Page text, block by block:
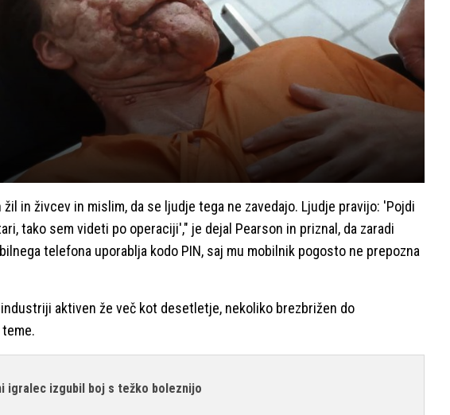
in živcev in mislim, da se ljudje tega ne zavedajo. Ljudje pravijo: 'Pojdi
tako sem videti po operaciji'," je dejal Pearson in priznal, da zaradi
telefona uporablja kodo PIN, saj mu mobilnik pogosto ne prepozna
aktiven že več kot desetletje, nekoliko brezbrižen do
igralec izgubil boj s težko boleznijo